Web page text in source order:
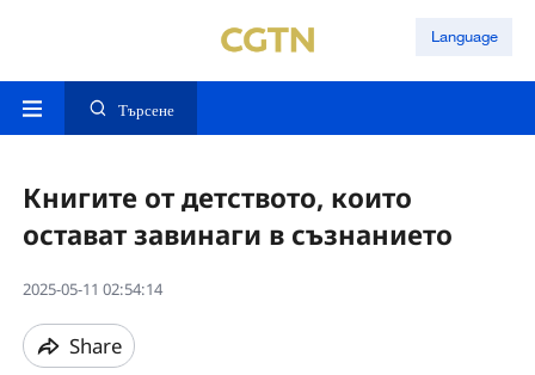
Language
Търсене
Книгите от детството, които
остават завинаги в съзнанието
2025-05-11 02:54:14
Share